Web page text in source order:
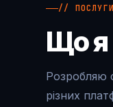
// ПОСЛУГИ
Що
Розробляю
різних